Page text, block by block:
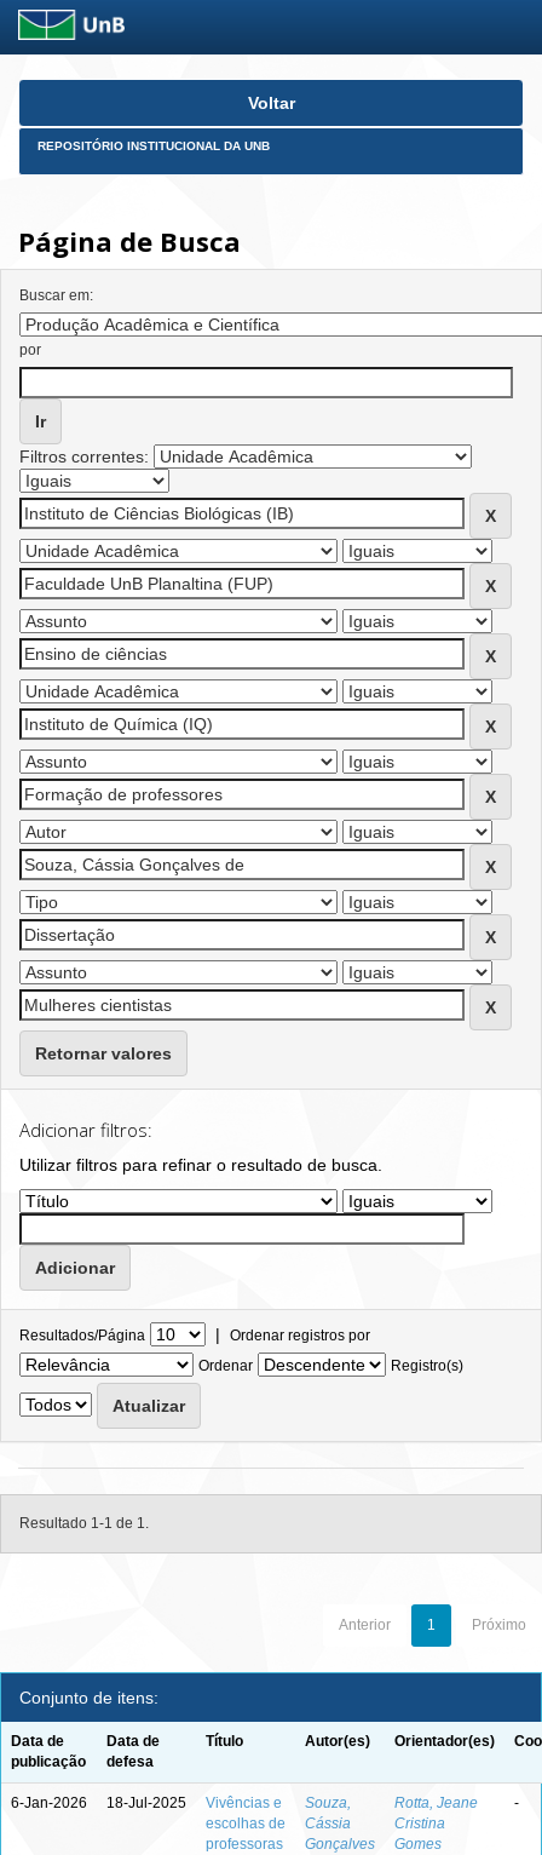
Skip
Voltar
REPOSITÓRIO INSTITUCIONAL DA UNB
Página de Busca
Buscar em:
por
Filtros correntes:
Retornar valores
Adicionar filtros:
Utilizar filtros para refinar o resultado de busca.
Resultados/Página | Ordenar registros por
Ordenar
Registro(s)
Resultado 1-1 de 1.
Anterior 1 Próximo
Conjunto de itens:
Data de
publicação
Data de
defesa
Título Autor(es) Orientador(es)
6-Jan-2026 18-Jul-2025
Vivências e
escolhas de
professoras
Souza,
Cássia
Gonçalves
Rotta, Jeane
Cristina
Gomes
-